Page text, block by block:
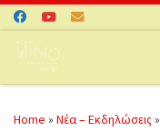
Skip to content
Home » Νέα – Εκδηλώσεις »